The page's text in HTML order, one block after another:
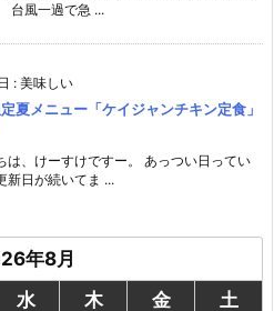
台風一過で急 ...
: 美味しい
夏メニュー「ケイジャンチキン定食」
は、けーすけですー。 あっつい日ってい
新日が続いてま ...
年8月
水 木 金
土